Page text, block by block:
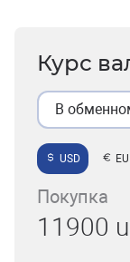
Курс
В
USD
Покупка
11900